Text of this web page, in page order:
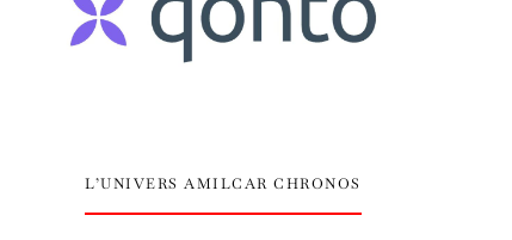
L’UNIVERS AMILCAR CHRONOS